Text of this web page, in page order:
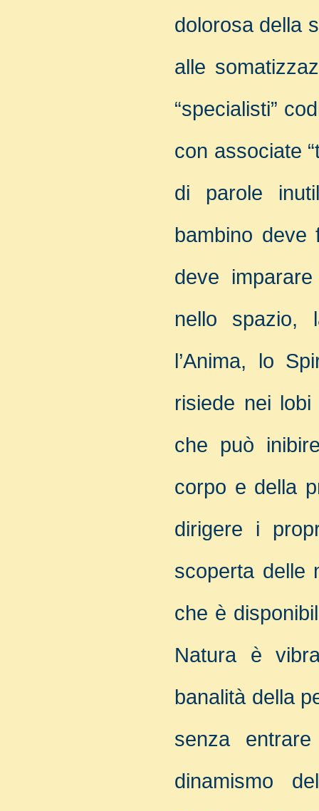
dolorosa della
alle
“specialisti”
con associate
di parole
bambino deve
deve
nello spazio,
l’Anima, lo
risiede nei
che può
corpo e della
dirigere i
scoperta delle
che è
Natura è
banalità della
senza
dinamismo